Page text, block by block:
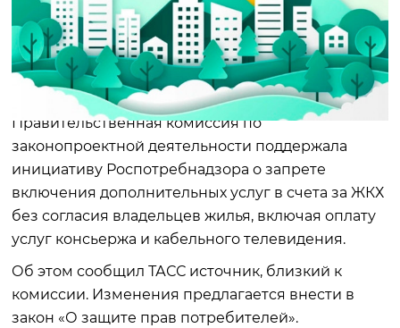
Правительственная комиссия по
законопроектной деятельности поддержала
инициативу Роспотребнадзора о запрете
включения дополнительных услуг в счета за ЖКХ
без согласия владельцев жилья, включая оплату
услуг консьержа и кабельного телевидения.
Об этом сообщил ТАСС источник, близкий к
комиссии. Изменения предлагается внести в
закон «О защите прав потребителей».